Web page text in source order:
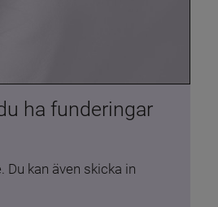
ha funderingar
kan även skicka in